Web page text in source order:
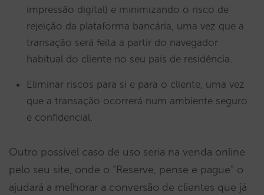
impressão digital) e minimizando o risco de
rejeição da plataforma bancária, uma vez que a
transação será feita a partir do navegador
habitual do cliente no seu país de residência.
Eliminar riscos para si e para o cliente, uma vez
que a transação ocorrerá num ambiente seguro
e confidencial.
Outro possível caso de uso seria na venda online
pelo seu site, onde o “Reserve, pense e pague” o
ajudará a melhorar a conversão de clientes que já